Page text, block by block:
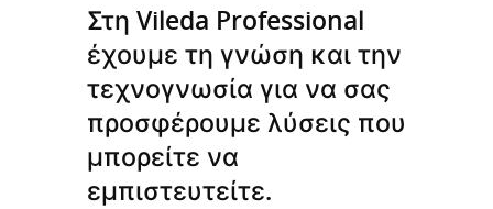
Στη Vileda Professional
έχουμε τη γνώση και την
τεχνογνωσία για να σας
προσφέρουμε λύσεις που
μπορείτε να
εμπιστευτείτε.